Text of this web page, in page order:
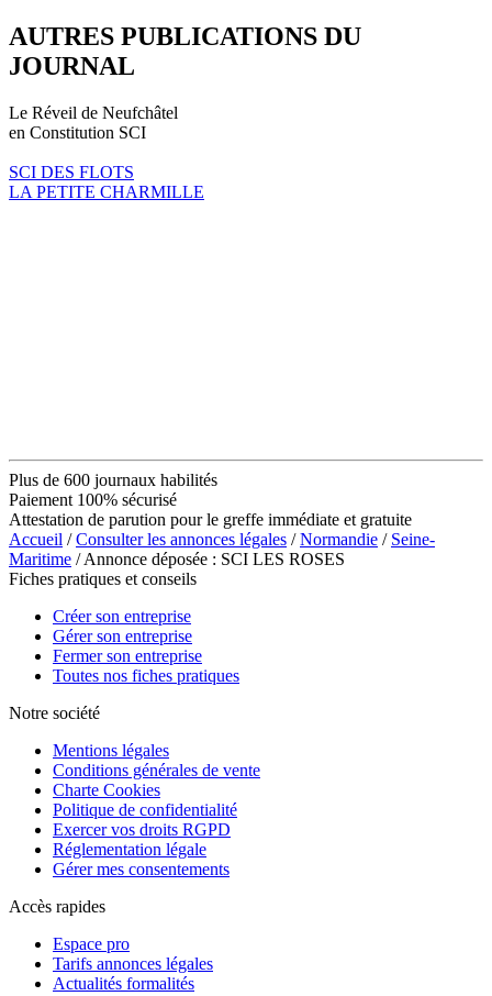
AUTRES PUBLICATIONS DU
JOURNAL
Le Réveil de Neufchâtel
en Constitution SCI
SCI DES FLOTS
LA PETITE CHARMILLE
Plus de 600 journaux habilités
Paiement 100% sécurisé
Attestation de parution pour le greffe immédiate et gratuite
Accueil /Consulter les annonces légales /Normandie / Seine-
Maritime / Annonce déposée : SCI LES ROSES
Fiches pratiques et conseils
Créer son entreprise
Gérer son entreprise
Fermer son entreprise
Toutes nos fiches pratiques
Notre société
Mentions légales
Conditions générales de vente
Charte Cookies
Politique de confidentialité
Exercer vos droits RGPD
Réglementation légale
Gérer mes consentements
Accès rapides
Espace pro
Tarifs annonces légales
Actualités formalités